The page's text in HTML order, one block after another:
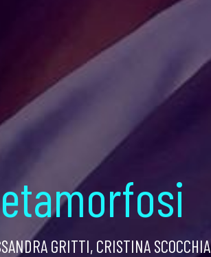
GRITTI, CRISTINA SCOCCHIA